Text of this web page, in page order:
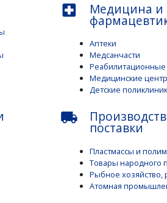
local_hospital Медицина и
Аптеки
Медсанчасти
Медицинские
Детские
local_shipping
поставки
Пластмассы и
Товары народного
Рыбное хозяйство,
Атомная